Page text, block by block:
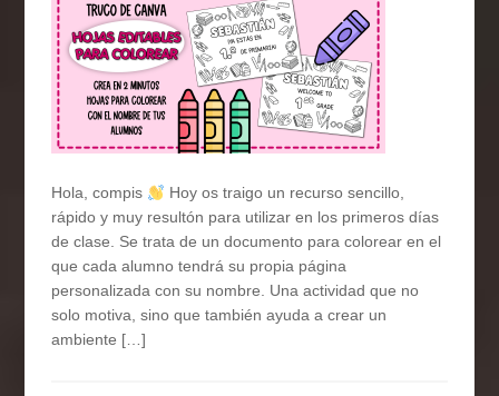
Hola, compis
Hoy os traigo un recurso sencillo,
rápido y muy resultón para utilizar en los primeros días
de clase. Se trata de un documento para colorear en el
que cada alumno tendrá su propia página
personalizada con su nombre. Una actividad que no
solo motiva, sino que también ayuda a crear un
ambiente […]